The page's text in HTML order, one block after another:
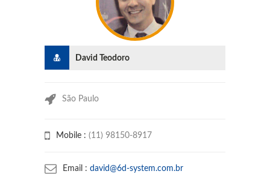
David Teodoro
São Paulo
Mobile : (11) 98150-8917
Email : david@6d-system.com.br